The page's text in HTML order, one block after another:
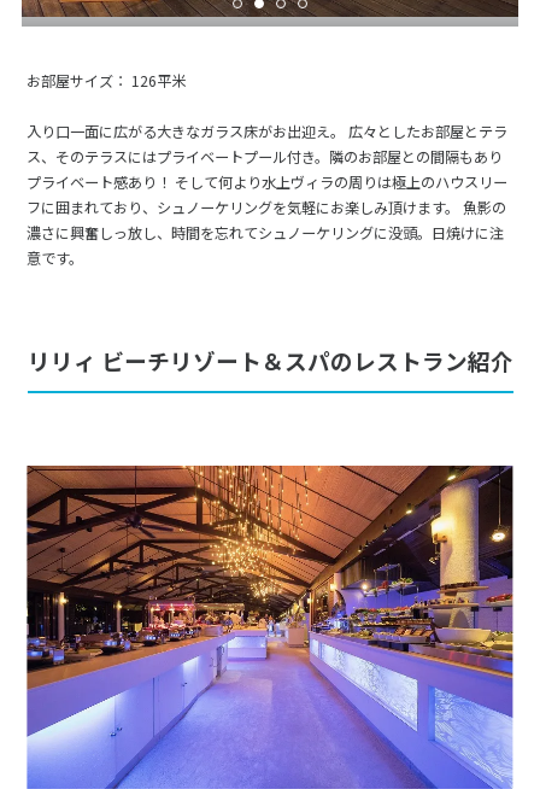
お部屋サイズ： 126平米
入り口一面に広がる大きなガラス床がお出迎え。 広々としたお部屋とテラ
ス、そのテラスにはプライベートプール付き。隣のお部屋との間隔もあり
プライベート感あり！ そして何より水上ヴィラの周りは極上のハウスリー
フに囲まれており、シュノーケリングを気軽にお楽しみ頂けます。 魚影の
濃さに興奮しっ放し、時間を忘れてシュノーケリングに没頭。日焼けに注
意です。
リリィ ビーチリゾート＆スパのレストラン紹介